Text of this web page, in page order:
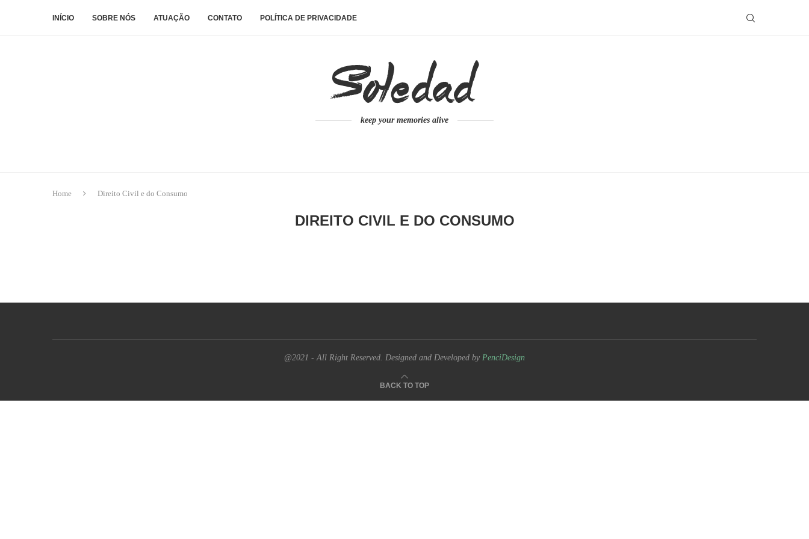
INÍCIO SOBRE NÓS ATUAÇÃO CONTATO POLÍTICA DE PRIVACIDADE
keep your memories alive
Home Direito Civil e do Consumo
DIREITO CIVIL E DO CONSUMO
@2021 - All Right Reserved. Designed and Developed by PenciDesign
BACK TO TOP